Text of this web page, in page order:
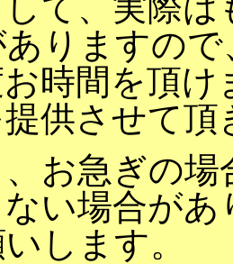
りますの
時間を頂
供させて
お急ぎの場
い場合が
します。